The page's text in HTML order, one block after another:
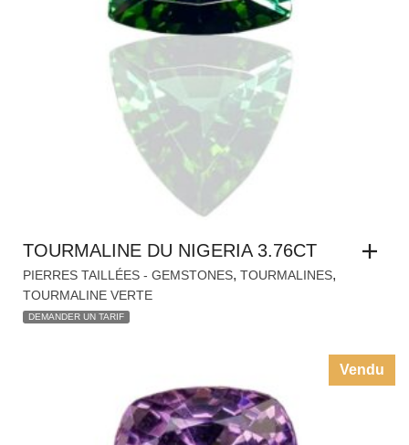
TOURMALINE DU NIGERIA 3.76CT
PIERRES TAILLÉES - GEMSTONES, TOURMALINES,
TOURMALINE VERTE
DEMANDER UN TARIF
Vendu